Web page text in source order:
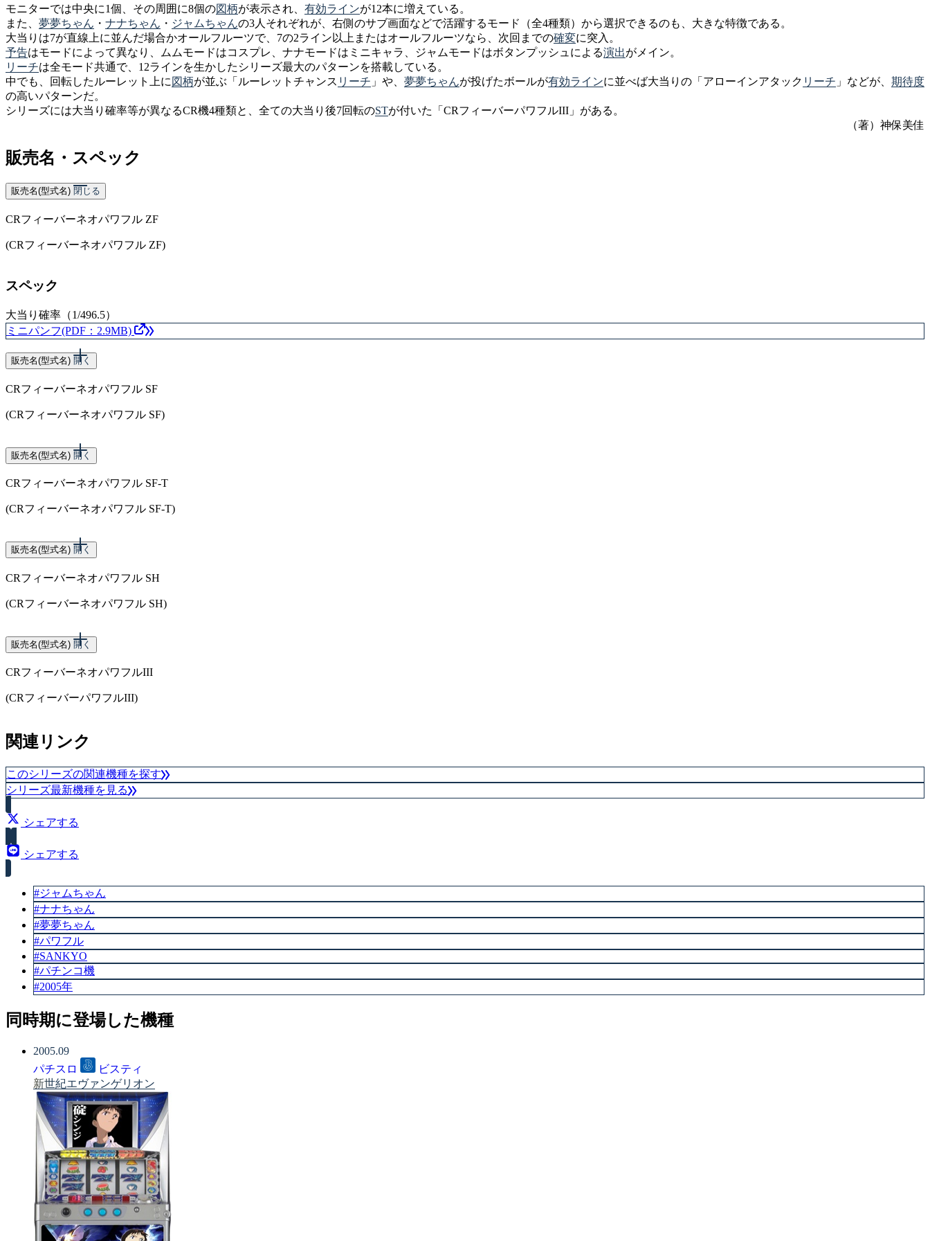
モニターでは中央に1個、その周囲に8個の図柄が表示され、 有効ラインが12本に増えている。
また、 夢夢ちゃん ・ ナナちゃん ・ ジャムちゃんの3人それぞれが、右側のサブ画面などで活躍するモード（全4種類）から選択できるのも、大きな特徴である。
大当りは7が直線上に並んだ場合かオールフルーツで、7の2ライン以上またはオールフルーツなら、次回までの確変に突入。
予告はモードによって異なり、ムムモードはコスプレ、ナナモードはミニキャラ、ジャムモードはボタンプッシュによる演出がメイン。
リーチは全モード共通で、12ラインを生かしたシリーズ最大のパターンを搭載している。
中でも、回転したルーレット上に 図柄が並ぶ「ルーレットチャンス リーチ 」や、 夢夢ちゃんが投げたボールが有効ラインに並べば大当りの「アローインアタック リーチ 」などが、 期待度
の高いパターンだ。
シリーズには大当り確率等が異なるCR機4種類と、全ての大当り後7回転のSTが付いた「CRフィーバーパワフルIII」がある。
（著）神保美佳
販売名・スペック
販売名(型式名) 閉じる
CRフィーバーネオパワフル ZF
(CRフィーバーネオパワフル ZF)
スペック
大当り確率（1/496.5）
ミニパンフ(PDF：2.9MB)
販売名(型式名) 開く
CRフィーバーネオパワフル SF
(CRフィーバーネオパワフル SF)
スペック
大当り確率（1/399.6）
販売名(型式名) 開く
CRフィーバーネオパワフル SF-T
(CRフィーバーネオパワフル SF-T)
スペック
大当り確率（1/397.2）
販売名(型式名) 開く
CRフィーバーネオパワフル SH
(CRフィーバーネオパワフル SH)
スペック
大当り確率（1/364.1）
販売名(型式名) 開く
CRフィーバーネオパワフルIII
(CRフィーバーパワフルIII)
スペック
大当り確率（1/243.6）
関連リンク
このシリーズの関連機種を探す
シリーズ最新機種を見る
シェアする
シェアする
#ジャムちゃん
#ナナちゃん
#夢夢ちゃん
#パワフル
#SANKYO
#パチンコ機
#2005年
同時期に登場した機種
2005.09
パチスロ
ビスティ
新世紀エヴァンゲリオン